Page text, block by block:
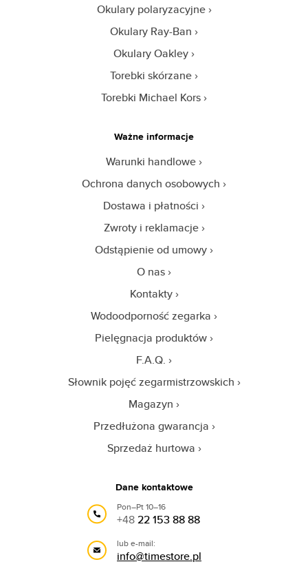
Okulary polaryzacyjne
Okulary Ray-Ban
Okulary Oakley
Torebki skórzane
Torebki Michael Kors
Ważne informacje
Warunki handlowe
Ochrona danych osobowych
Dostawa i płatności
Zwroty i reklamacje
Odstąpienie od umowy
O nas
Kontakty
Wodoodporność zegarka
Pielęgnacja produktów
F.A.Q.
Słownik pojęć zegarmistrzowskich
Magazyn
Przedłużona gwarancja
Sprzedaż hurtowa
Dane kontaktowe
Pon–Pt 10–16
+4822 153 88 88
lub e-mail:
info@timestore.pl